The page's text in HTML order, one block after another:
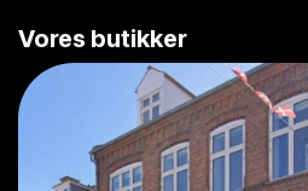
Vores butikker